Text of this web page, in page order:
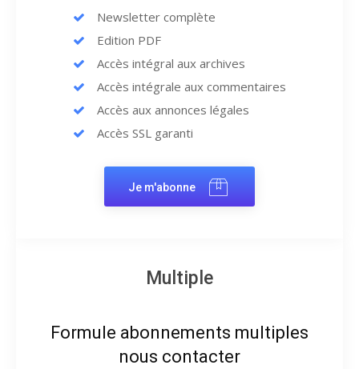
Newsletter complète
Edition PDF
Accès intégral aux archives
Accès intégrale aux commentaires
Accès aux annonces légales
Accès SSL garanti
Je m'abonne
Multiple
Formule abonnements multiples
nous contacter